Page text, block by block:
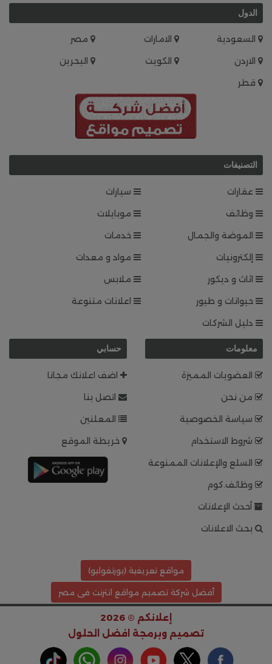
الدول
السعودية الامارات
مصر
الاردن
الكويت
البحرين
قطر
التصنيفات
عقارات
سيارات
وظائف
موبايلات
الموضة والجمال
خدمات
إلكترونيات
مواد و معدات
اثاث و ديكور
ملابس
حيوانات و طيور
اعلانات متنوعة
دليل الشركات
معلومات
العضويات المميزة
من نحن
سياسة الخصوصية
شروط الاستخدام
السلع والإعلانات الممنوعة
وظائف.كوم
أحدث الإعلانات
بحث الاعلانات
حسابي
اضف اعلانك مجانا
اتصل بنا
المعلنين
خريطة الموقع
مواقع تعريفية (بورتفوليو)
أفضل شركة تصميم مواقع انترنت فى مصر
إعلانكم © 2026
تصميم وبرمجة افضل الحلول